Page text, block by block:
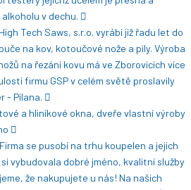
v dechu.
Tech Saws, s.r.o. vyrábí již řadu let do
na kov, kotoučové nože a pily. Výroba
na řezání kovu má ve Zborovicích více
firmu GSP v celém světě proslavily
- Pilana.
a hliníkové okna, dveře vlastní výroby
Firma se pusobí na trhu koupelen a jejich
vybudovala dobré jméno, kvalitní služby
že nakupujete u nás! Na našich